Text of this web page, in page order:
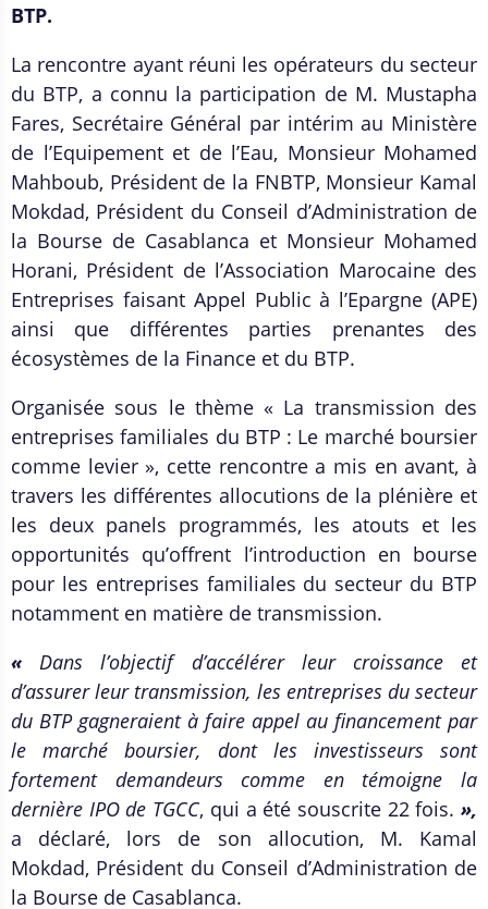
BTP.
La rencontre ayant réuni les opérateurs du secteur
du BTP, a connu la participation de M. Mustapha
Fares, Secrétaire Général par intérim au Ministère
de l’Equipement et de l’Eau, Monsieur Mohamed
Mahboub, Président de la FNBTP, Monsieur Kamal
Mokdad, Président du Conseil d’Administration de
la Bourse de Casablanca et Monsieur Mohamed
Horani, Président de l’Association Marocaine des
Entreprises faisant Appel Public à l’Epargne (APE)
ainsi que différentes parties prenantes des
écosystèmes de la Finance et du BTP.
Organisée sous le thème « La transmission des
entreprises familiales du BTP : Le marché boursier
comme levier », cette rencontre a mis en avant, à
travers les différentes allocutions de la plénière et
les deux panels programmés, les atouts et les
opportunités qu’offrent l’introduction en bourse
pour les entreprises familiales du secteur du BTP
notamment en matière de transmission.
«Dans l’objectif d’accélérer leur croissance et
d’assurer leur transmission, les entreprises du secteur
du BTP gagneraient à faire appel au financement par
le marché boursier, dont les investisseurs sont
fortement demandeurs comme en témoigne la
dernière IPO de TGCC, qui a été souscrite 22 fois.»,
a déclaré, lors de son allocution, M. Kamal
Mokdad, Président du Conseil d’Administration de
la Bourse de Casablanca.